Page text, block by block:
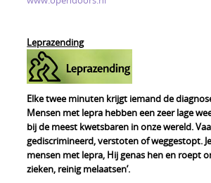
Leprazending
Elke twee minuten krijgt iemand de
Mensen met lepra hebben een zeer lage
bij de meest kwetsbaren in onze wereld.
gediscrimineerd, verstoten of weggestopt.
mensen met lepra, Hij genas hen en roept
zieken, reinig melaatsen’.